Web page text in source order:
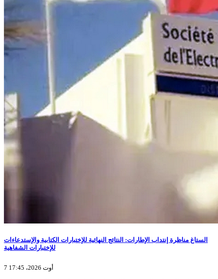
الستاغ مناظرة إنتداب الإطارات: النتائج النهائية للإختبارات الكتابية والإستدعاءات
للإختبارات الشفاهية
7 أوت 2026، 17:45